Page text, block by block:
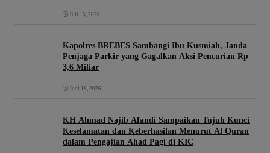
Juli 15, 2026
Kapolres BREBES Sambangi Ibu Kusmiah, Janda
Penjaga Parkir yang Gagalkan Aksi Pencurian Rp
3,6 Miliar
Juni 18, 2026
KH Ahmad Najib Afandi Sampaikan Tujuh Kunci
Keselamatan dan Keberhasilan Menurut Al Quran
dalam Pengajian Ahad Pagi di KIC